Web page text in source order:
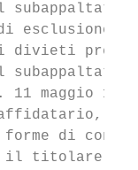
esclusione
divieti
11 maggio
di
titolare